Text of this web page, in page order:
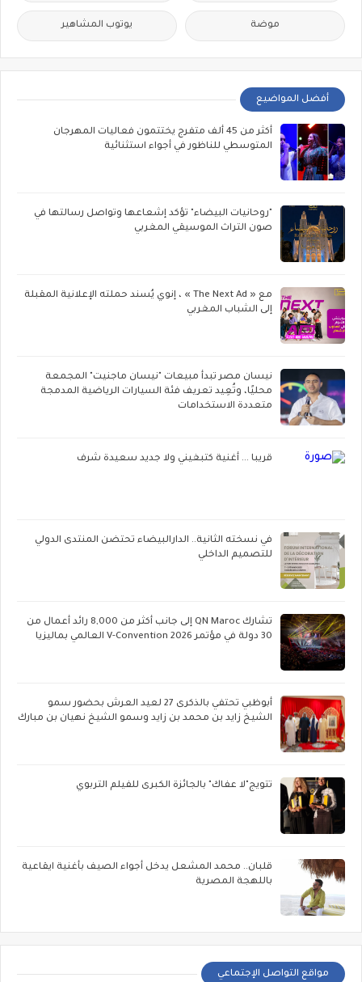
موضة يوتوب المشاهير
أفضل المواضيع
أكثر من 45 ألف متفرج يختتمون فعاليات المهرجان
المتوسطي للناظور في أجواء استثنائية
"روحانيات البيضاء" تؤكد إشعاعها وتواصل رسالتها في
صون التراث الموسيقي المغربي
مع « The Next Ad » ، إنوي يُسند حملته الإعلانية المقبلة
إلى الشباب المغربي
نيسان مصر تبدأ مبيعات "نيسان ماجنيت" المجمعة
محليًا، وتُعِيد تعريف فئة السيارات الرياضية المدمجة
متعددة الاستخدامات
قريبا ... أغنية كتبغيني ولا جديد سعيدة شرف
في نسخته الثانية.. الدارالبيضاء تحتضن المنتدى الدولي
للتصميم الداخلي
تشارك QN Maroc إلى جانب أكثر من 8,000 رائد أعمال من
30 دولة في مؤتمر V-Convention 2026 العالمي بماليزيا
أبوظبي تحتفي بالذكرى 27 لعيد العرش بحضور سمو
الشيخ زايد بن محمد بن زايد وسمو الشيخ نهيان بن مبارك
تتويج"لا عفاك" بالجائزة الكبرى للفيلم التربوي
قلبان.. محمد المشعل يدخل أجواء الصيف بأغنية ايقاعية
باللهجة المصرية
مواقع التواصل الإجتماعي